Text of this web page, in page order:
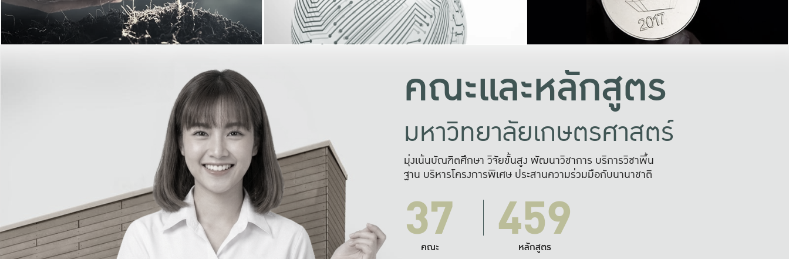
คณะและหลักสูตร
มหาวิทยาลัยเกษตรศาสตร์
มุ่งเน้นบัณฑิตศึกษา วิจัยขั้นสูง พัฒนาวิชาการ บริการวิชาพื้น
ฐาน บริหารโครงการพิเศษ ประสานความร่วมมือกับนานาชาติ
37
คณะ 459
หลักสูตร